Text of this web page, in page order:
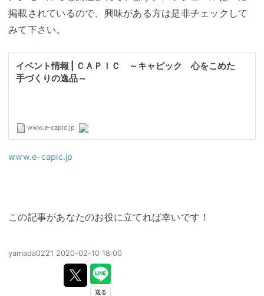
掲載されているので、興味がある方は是非チェックして
みて下さい。
www.e-capic.jp
この記事があなたのお役に立てれば幸いです！
yamada0221 2020-02-10 18:00